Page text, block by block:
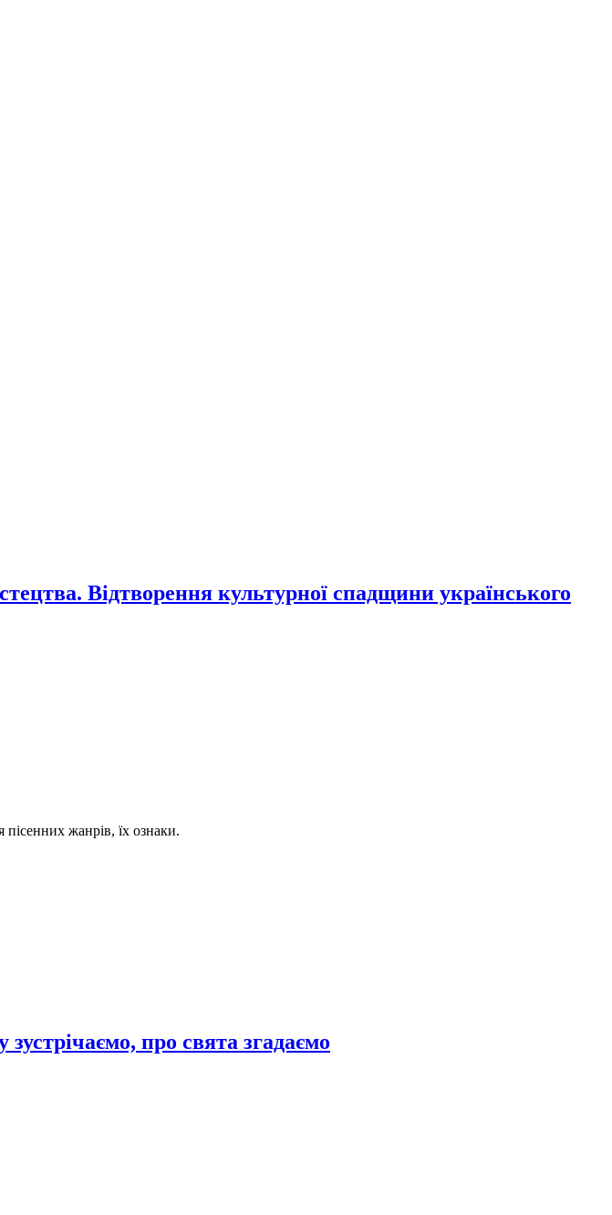
Відтворення культурної спадщини українського
жанрів, їх ознаки.
про свята згадаємо